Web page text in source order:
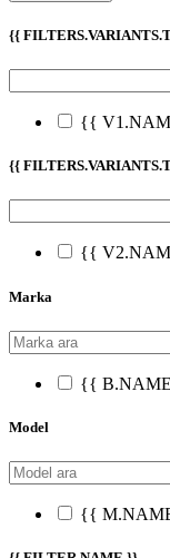
{{
{{
{{
{{
Marka
{{
Model
{{